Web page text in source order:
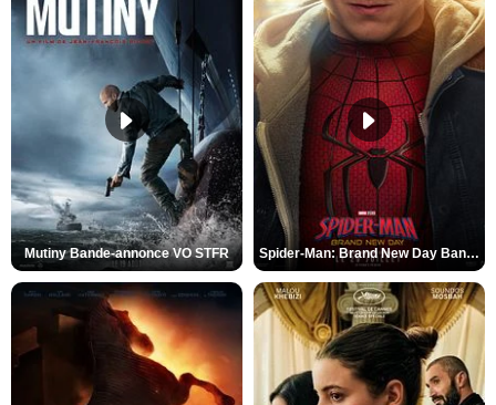
Mutiny Bande-annonce VO STFR Spider-Man: Brand New Day Bande-annonce VO STFR